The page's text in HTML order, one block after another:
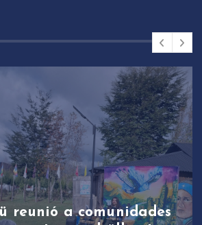
reunió a comunidades